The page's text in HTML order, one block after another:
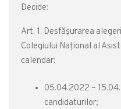
Decide:
Art. 1. Desfășurarea
Colegiului Național al
calendar:
05.04.2022 –
candidaturilor;